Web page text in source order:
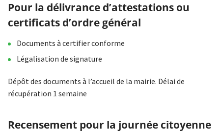
Pour la délivrance d’attestations ou
certificats d’ordre général
Documents à certifier conforme
Légalisation de signature
Dépôt des documents à l’accueil de la mairie. Délai de
récupération 1 semaine
Recensement pour la journée citoyenne